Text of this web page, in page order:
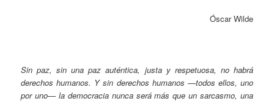
Óscar Wilde
Sin paz, sin una paz auténtica, justa y respetuosa, no habrá
derechos humanos. Y sin derechos humanos —todos ellos, uno
por uno— la democracia nunca será más que un sarcasmo, una